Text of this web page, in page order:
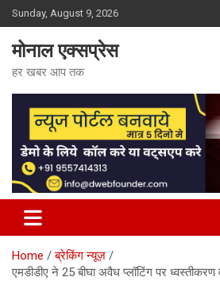
Skip
to
content
Sunday, August 9, 2026
मोनाल एक्सप्रेस
हर खबर आप तक
Home
ब्रेकिंग न्यूज़
एमडीडीए ने 25 बीघा अवैध प्लॉटिंग पर ध्वस्तीकरण